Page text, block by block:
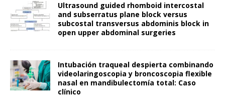
Ultrasound guided rhomboid intercostal
and subserratus plane block versus
subcostal transversus abdominis block in
open upper abdominal surgeries
Intubación traqueal despierta combinando
videolaringoscopia y broncoscopia flexible
nasal en mandibulectomía total: Caso
clínico